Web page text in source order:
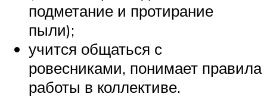
подметание и протирание
пыли);
учится общаться с
ровесниками, понимает правила
работы в коллективе.